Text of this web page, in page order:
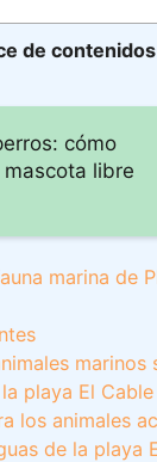
de contenidos
cómo
libre
marina de
marinos
playa El
los animales
de la playa